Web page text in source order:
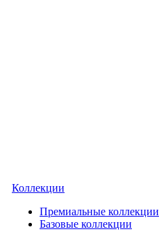
Коллекции
Премиальные коллекции
Базовые коллекции